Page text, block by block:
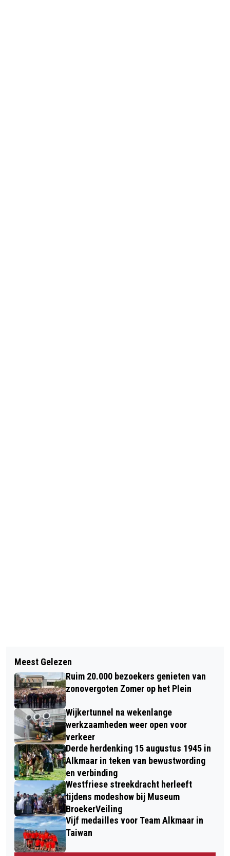
FEESTELIJKE KERSTVAKANTIE BIJ
ZWEMBAD HOORNSE VAART
GEMEENTE STELT EEN TON EXTRA
BESCHIKBAAR VOOR AMATEURKUNST
Meest Gelezen
Ruim 20.000 bezoekers genieten van
zonovergoten Zomer op het Plein
Wijkertunnel na wekenlange
werkzaamheden weer open voor
verkeer
Derde herdenking 15 augustus 1945 in
Alkmaar in teken van bewustwording
en verbinding
Westfriese streekdracht herleeft
tijdens modeshow bij Museum
BroekerVeiling
Vijf medailles voor Team Alkmaar in
Taiwan